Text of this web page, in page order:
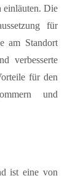
einläuten. Die
für
am Standort
verbesserte
für den
und
ist eine von